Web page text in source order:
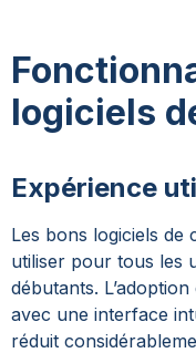
logiciels
Expérience
Les bons logiciels de
utiliser pour tous les
débutants.
avec une interface
réduit